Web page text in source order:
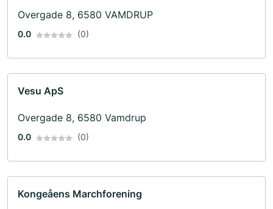
Overgade 8, 6580 VAMDRUP
0.0 (0)
Vesu ApS
Overgade 8, 6580 Vamdrup
0.0 (0)
Kongeåens Marchforening